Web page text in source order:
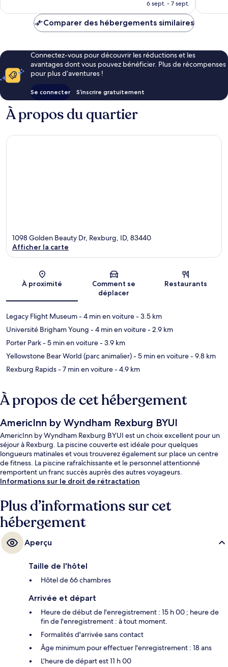
de
6 sept. - 7 sept.
Comparer des hébergements similaires
Connectez-vous pour découvrir les réductions et les
avantages dont vous pouvez bénéficier. Plus de récompenses
pour plus d’aventures !
Se connecter S’inscrire gratuitement
À propos du quartier
Carte
1098 Golden Beauty Dr, Rexburg, ID, 83440
Afficher la carte
À proximité
Comment se
déplacer
Restaurants
Legacy Flight Museum- 4 min en voiture- 3.5 km
Université Brigham Young - 4 min en voiture- 2.9 km
Porter Park- 5 min en voiture- 3.9 km
Yellowstone Bear World (parc animalier)- 5 min en voiture- 9.8 km
Rexburg Rapids- 7 min en voiture- 4.9 km
À propos de cet hébergement
AmericInn by Wyndham Rexburg BYUI
AmericInn by Wyndham Rexburg BYUI est un choix excellent pour un
séjour à Rexburg. La piscine couverte est idéale pour quelques
longueurs matinales et vous trouverez également sur place un centre
de fitness. La piscine rafraîchissante et le personnel attentionné
remportent un franc succès auprès des autres voyageurs.
Informations sur le droit de rétractation
Plus d’informations sur cet
hébergement
Aperçu
Taille de l'hôtel
Hôtel de 66 chambres
Arrivée et départ
Heure de début de l'enregistrement : 15 h 00 ; heure de
fin de l'enregistrement : à tout moment.
Formalités d'arrivée sans contact
Âge minimum pour effectuer l'enregistrement : 18 ans
L'heure de départ est 11 h 00